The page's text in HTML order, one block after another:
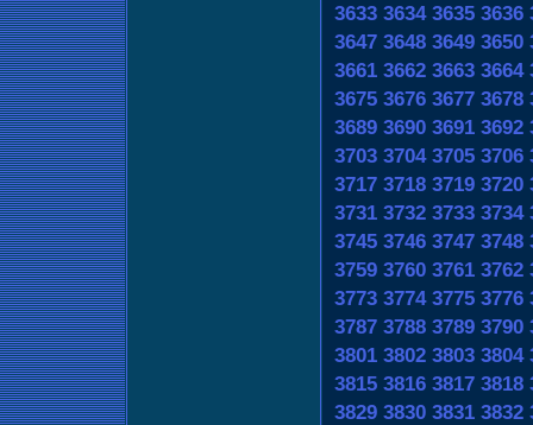
3633 3634 3635 3636
3647 3648 3649 3650
3661 3662 3663 3664
3675 3676 3677 3678
3689 3690 3691 3692
3703 3704 3705 3706
3717 3718 3719 3720
3731 3732 3733 3734
3745 3746 3747 3748
3759 3760 3761 3762
3773 3774 3775 3776
3787 3788 3789 3790
3801 3802 3803 3804
3815 3816 3817 3818
3829 3830 3831 3832